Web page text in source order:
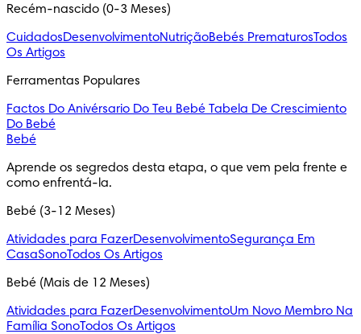
Recém-nascido (0-3 Meses)
CuidadosDesenvolvimentoNutriçãoBebés PrematurosTodos
Os Artigos
Ferramentas Populares
Factos Do Anivérsario Do Teu Bebé Tabela De Crescimiento
Do Bebé
Bebé
Aprende os segredos desta etapa, o que vem pela frente e
como enfrentá-la.
Bebé (3-12 Meses)
Atividades para FazerDesenvolvimentoSegurança Em
CasaSonoTodos Os Artigos
Bebé (Mais de 12 Meses)
Atividades para FazerDesenvolvimentoUm Novo Membro Na
Família SonoTodos Os Artigos